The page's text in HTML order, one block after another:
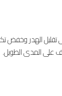
تقليل الهدر وخفض
على المدى الطويل.